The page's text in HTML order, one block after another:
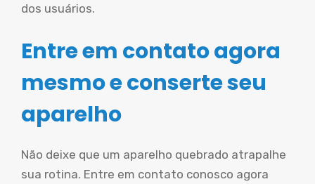
dos usuários.
Entre em contato agora
mesmo e conserte seu
aparelho
Não deixe que um aparelho quebrado atrapalhe
sua rotina. Entre em contato conosco agora